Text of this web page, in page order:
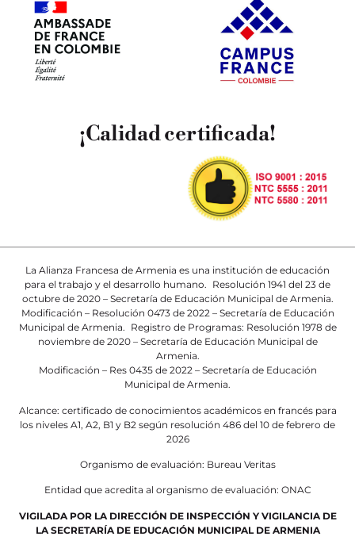
¡Calidad certificada!
La Alianza Francesa de Armenia es una institución de educación
para el trabajo y el desarrollo humano. Resolución 1941 del 23 de
octubre de 2020 – Secretaría de Educación Municipal de Armenia.
Modificación – Resolución 0473 de 2022 – Secretaría de Educación
Municipal de Armenia. Registro de Programas: Resolución 1978 de
noviembre de 2020 – Secretaría de Educación Municipal de
Armenia.
Modificación – Res 0435 de 2022 – Secretaría de Educación
Municipal de Armenia.
Alcance: certificado de conocimientos académicos en francés para
los niveles A1, A2, B1 y B2 según resolución 486 del 10 de febrero de
2026
Organismo de evaluación: Bureau Veritas
Entidad que acredita al organismo de evaluación: ONAC
VIGILADA POR LA DIRECCIÓN DE INSPECCIÓN Y VIGILANCIA DE
LA SECRETARÍA DE EDUCACIÓN MUNICIPAL DE ARMENIA